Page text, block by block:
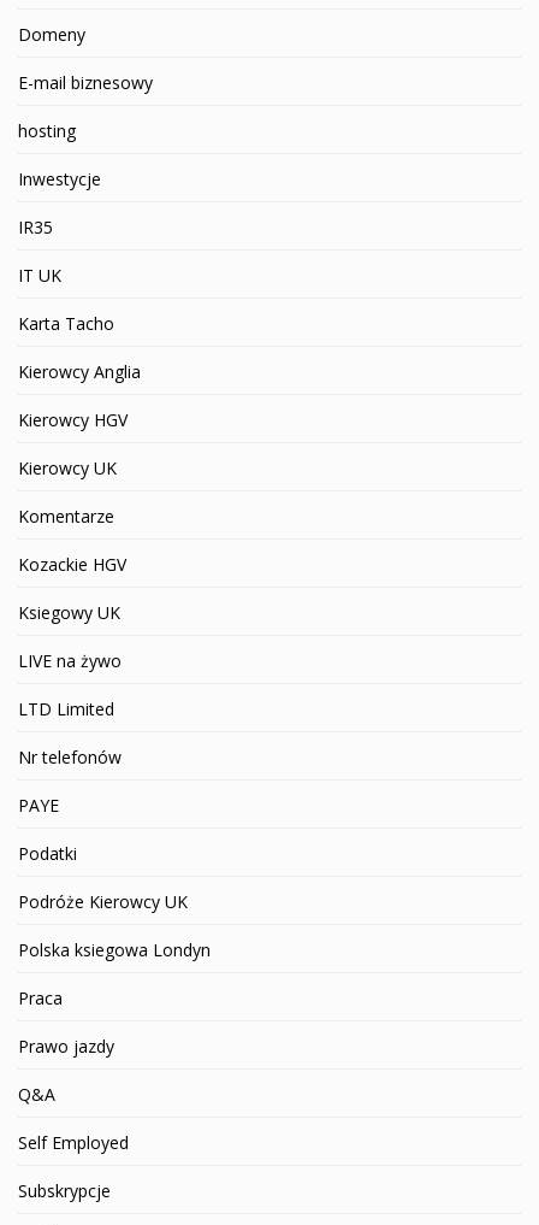
Domeny
E-mail biznesowy
hosting
Inwestycje
IR35
IT UK
Karta Tacho
Kierowcy Anglia
Kierowcy HGV
Kierowcy UK
Komentarze
Kozackie HGV
Ksiegowy UK
LIVE na żywo
LTD Limited
Nr telefonów
PAYE
Podatki
Podróże Kierowcy UK
Polska ksiegowa Londyn
Praca
Prawo jazdy
Q&A
Self Employed
Subskrypcje